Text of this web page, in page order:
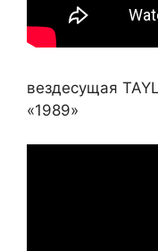
вездесущая
«1989»